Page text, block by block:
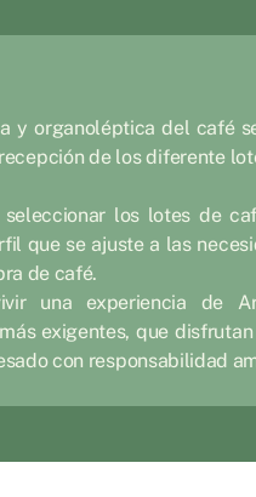
y organoléptica del café
de los diferente
los lotes de
que se ajuste a las
de café.
una experiencia de
exigentes, que
con responsabilidad